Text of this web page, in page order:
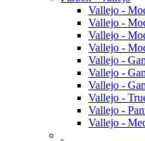
Vallejo -
Vallejo -
Vallejo -
Vallejo -
Vallejo -
Vallejo -
Vallejo -
Vallejo -
Vallejo -
Vallejo -